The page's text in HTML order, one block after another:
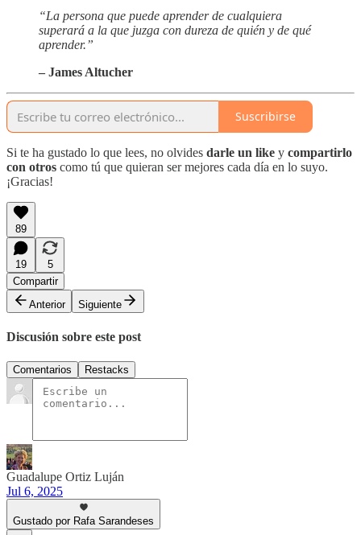
“La persona que puede aprender de cualquiera
superará a la que juzga con dureza de quién y de qué
aprender.”
– James Altucher
Suscribirse
Si te ha gustado lo que lees, no olvides darle un like y compartirlo
con otros como tú que quieran ser mejores cada día en lo suyo.
¡Gracias!
89
19
5
Compartir
Anterior
Siguiente
Discusión sobre este post
Comentarios Restacks
Guadalupe Ortiz Luján
Jul 6, 2025
Gustado por Rafa Sarandeses